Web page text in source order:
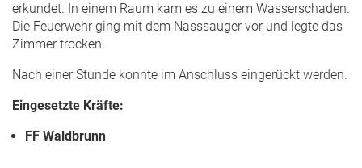
erkundet. In einem Raum kam es zu einem Wasserschaden.
Die Feuerwehr ging mit dem Nasssauger vor und legte das
Zimmer trocken.
Nach einer Stunde konnte im Anschluss eingerückt werden.
Eingesetzte Kräfte:
FF Waldbrunn